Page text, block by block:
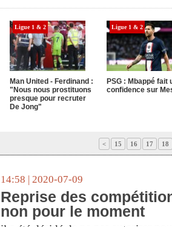
Ligue 1 & 2
Man United - Ferdinand :
"Nous nous prostituons
presque pour recruter
De Jong"
Ligue 1 & 2
PSG : Mbappé fait
confidence sur
< 15 16 17 18
14:58 | 2020-07-09
Reprise des
non pour le moment